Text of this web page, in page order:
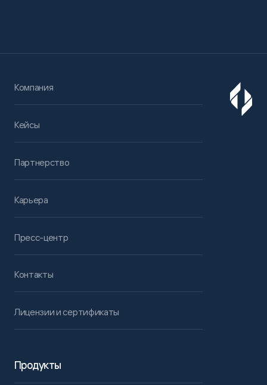
Компания
Кейсы
Партнерство
Карьера
Пресс-центр
Контакты
Лицензии и сертификаты
Продукты